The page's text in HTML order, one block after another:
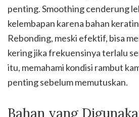
penting. Smoothing cenderung
kelembapan karena bahan
Rebonding, meski efektif, bisa
kering jika frekuensinya terlalu
itu, memahami kondisi rambut
penting sebelum memutuskan.
Bahan yang